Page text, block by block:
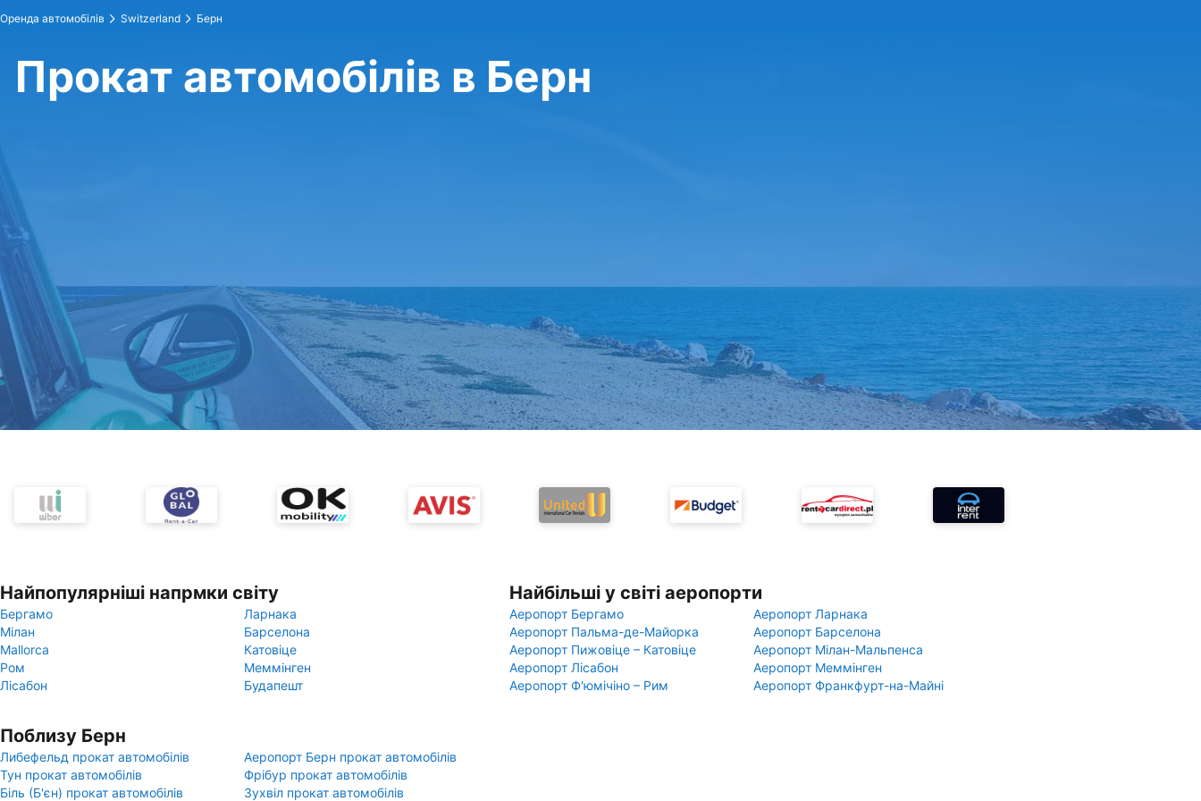
Оренда автомобілів Switzerland Берн
Прокат автомобілів в Берн
Найпопулярніші напрмки світу
Бергамо
Ларнака
Мілан
Барселона
Mallorca
Катовіце
Ром
Меммінген
Лісабон
Будапешт
Найбільші у світі аеропорти
Аеропорт Бергамо
Аеропорт Ларнака
Аеропорт Пальма-де-Майорка
Аеропорт Барселона
Аеропорт Пижовіце – Катовіце
Аеропорт Мілан-Мальпенса
Аеропорт Лісабон
Аеропорт Меммінген
Аеропорт Ф'юмічіно – Рим
Аеропорт Франкфурт-на-Майні
Поблизу Берн
Либефельд прокат автомобілів
Аеропорт Берн прокат автомобілів
Тун прокат автомобілів
Фрібур прокат автомобілів
Біль (Б'єн) прокат автомобілів
Зухвіл прокат автомобілів